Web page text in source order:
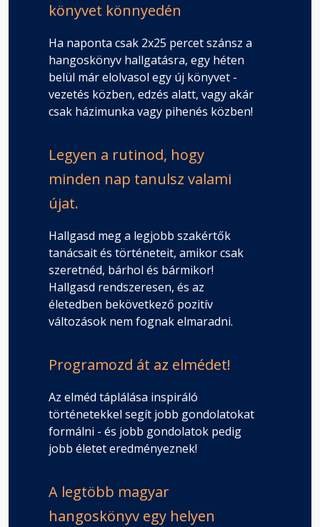
könyvet könnyedén
Ha naponta csak 2x25 percet szánsz a
hangoskönyv hallgatásra, egy héten
belül már elolvasol egy új könyvet -
vezetés közben, edzés alatt, vagy akár
csak házimunka vagy pihenés közben!
Legyen a rutinod, hogy
minden nap tanulsz valami
újat.
Hallgasd meg a legjobb szakértők
tanácsait és történeteit, amikor csak
szeretnéd, bárhol és bármikor!
Hallgasd rendszeresen, és az
életedben bekövetkező pozitív
változások nem fognak elmaradni.
Programozd át az elmédet!
Az elméd táplálása inspiráló
történetekkel segít jobb gondolatokat
formálni - és jobb gondolatok pedig
jobb életet eredményeznek!
A legtöbb magyar
hangoskönyv egy helyen